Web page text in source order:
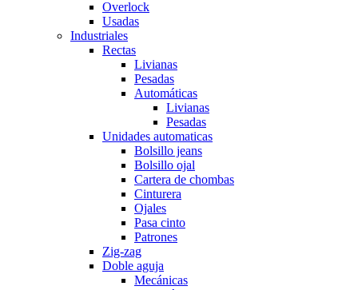
Overlock
Usadas
Industriales
Rectas
Livianas
Pesadas
Automáticas
Livianas
Pesadas
Unidades automaticas
Bolsillo jeans
Bolsillo ojal
Cartera de chombas
Cinturera
Ojales
Pasa cinto
Patrones
Zig-zag
Doble aguja
Mecánicas